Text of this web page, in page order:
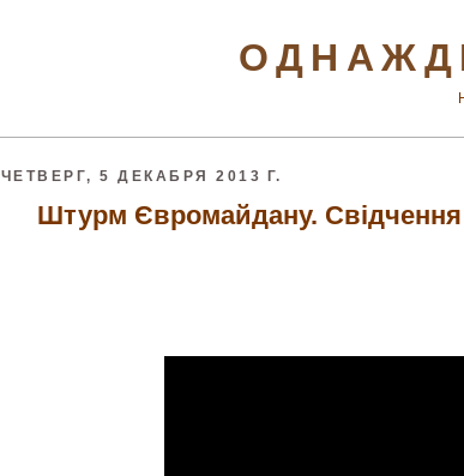
ЧЕТВЕРГ, 5 ДЕКАБРЯ 2013 Г.
Штурм Євромайдану. Свідчення